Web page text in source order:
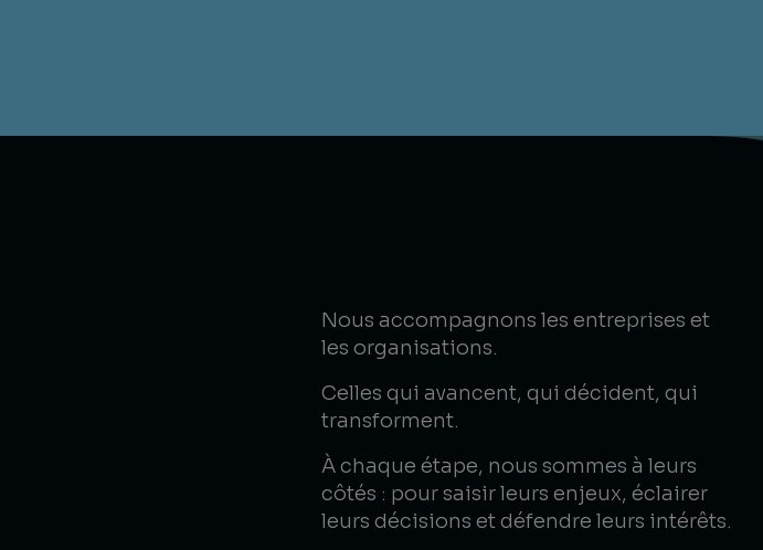
Nous accompagnons les entreprises et
les organisations.
Celles qui avancent, qui décident, qui
transforment.
À chaque étape, nous sommes à leurs
côtés : pour saisir leurs enjeux, éclairer
leurs décisions et défendre leurs intérêts.